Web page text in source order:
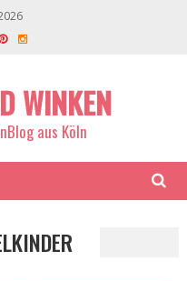
WINKEN
aus Köln